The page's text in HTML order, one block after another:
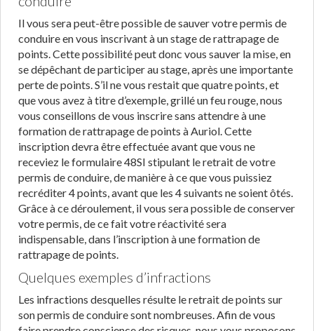
Il vous sera peut-être possible de sauver votre permis de
conduire en vous inscrivant à un stage de rattrapage de
points. Cette possibilité peut donc vous sauver la mise, en
se dépêchant de participer au stage, après une importante
perte de points. S’il ne vous restait que quatre points, et
que vous avez à titre d’exemple, grillé un feu rouge, nous
vous conseillons de vous inscrire sans attendre à une
formation de rattrapage de points à Auriol. Cette
inscription devra être effectuée avant que vous ne
receviez le formulaire 48SI stipulant le retrait de votre
permis de conduire, de manière à ce que vous puissiez
recréditer 4 points, avant que les 4 suivants ne soient ôtés.
Grâce à ce déroulement, il vous sera possible de conserver
votre permis, de ce fait votre réactivité sera
indispensable, dans l’inscription à une formation de
rattrapage de points.
Quelques exemples d’infractions
Les infractions desquelles résulte le retrait de points sur
son permis de conduire sont nombreuses. Afin de vous